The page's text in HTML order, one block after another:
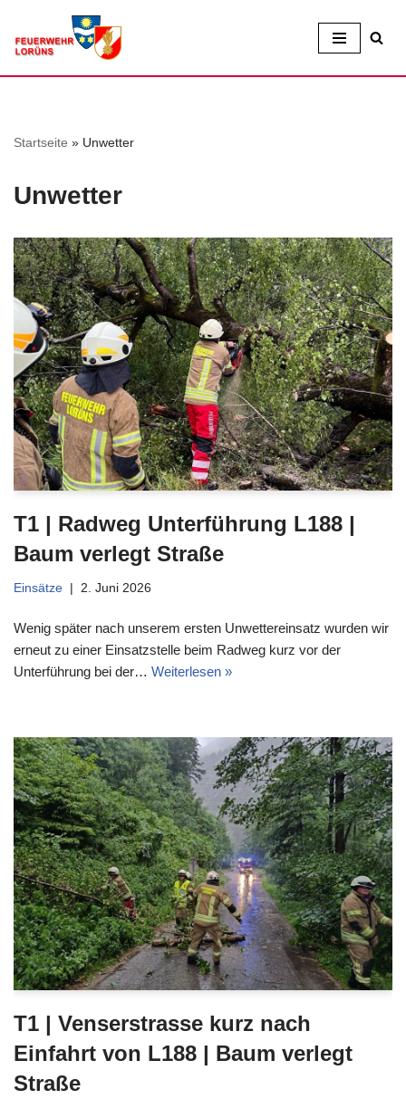
Zum
Startseite » Unwetter
Unwetter
T1 | Radweg Unterführung L188 |
Baum verlegt Straße
Einsätze 2. Juni 2026
Wenig später nach unserem ersten Unwettereinsatz wurden wir
erneut zu einer Einsatzstelle beim Radweg kurz vor der
Unterführung bei der… Weiterlesen »
T1 | Venserstrasse kurz nach
Einfahrt von L188 | Baum verlegt
Straße